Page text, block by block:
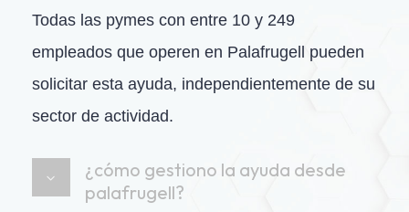
Todas las pymes con entre 10 y 249
empleados que operen en Palafrugell pueden
solicitar esta ayuda, independientemente de su
sector de actividad.
¿cómo gestiono la ayuda desde
palafrugell?